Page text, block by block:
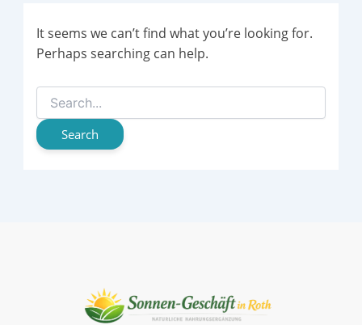
It seems we can’t find what you’re looking for.
Perhaps searching can help.
Search
for: